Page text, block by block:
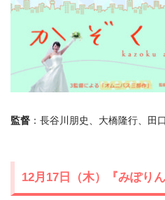
監督 ：長谷川朋史、大橋隆行、田
12月17日（木）『みぽり